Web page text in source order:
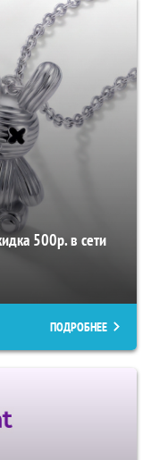
500р. в сети
ПОДРОБНЕЕ